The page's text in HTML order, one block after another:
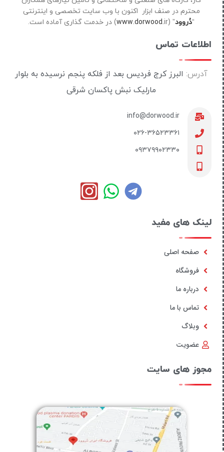
محترم در صنف ابزار اکنون با وب سایت تخصصی و اینترنتی
“دُروود” (
www.dorwood.ir) در خدمت گذاری آماده است.
اطلاعات تماس
آدرس: البرز کرج فردیس بعد از فلکه پنجم نرسیده به بلوار
مارلیک نبش پاکسان شرقی
info@dorwood.ir
۰۲۶-۳۶۵۲۳۳۶۱
۰۹۳۷۹۹۰۲۳۳۰
لینک های مفید
صفحه اصلی
فروشگاه
درباره ما
تماس با ما
وبلاگ
عضویت
مجوز های سایت